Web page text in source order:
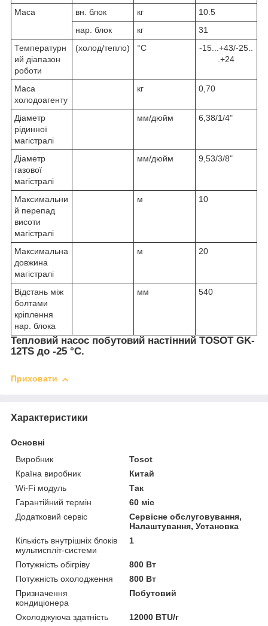
Маса вн. блок кг
10.5
нар. блок
кг
31
Температурн
ий діапазон
роботи
(холод/тепло) °С
-15...+43/-25..
.+24
Маса
холодоагенту
кг 0,70
Діаметр
рідинної
магістралі
мм/дюйм 6,38/1/4"
Діаметр
газової
магістралі
мм/дюйм 9,53/3/8"
Максимальни
й перепад
висоти
магістралі
м 10
Максимальна
довжина
магістралі
м 20
Відстань між
болтами
кріплення
нар. блока
мм 540
Тепловий насос побутовий настінний TOSOT GK-
12TS до -25 °C.
Приховати
Характеристики
Основні
Виробник
Tosot
Країна виробник
Китай
Wi-Fi модуль
Так
Гарантійний термін
60 міс
Додатковий сервіс
Сервісне обслуговування,
Налаштування, Установка
Кількість внутрішніх блоків
мультиспліт-системи
1
Потужність обігріву
800 Вт
Потужність охолодження
800 Вт
Призначення
кондиціонера
Побутовий
Охолоджуюча здатність 12000 BTU/г